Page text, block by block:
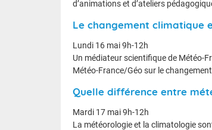
d’animations et d’ateliers
Le changement climatique
Lundi 16 mai 9h-12h
Un médiateur scientifique de Météo-
Météo-France/Géo sur le
Quelle différence entre
Mardi 17 mai 9h-12h
La météorologie et la climatologie